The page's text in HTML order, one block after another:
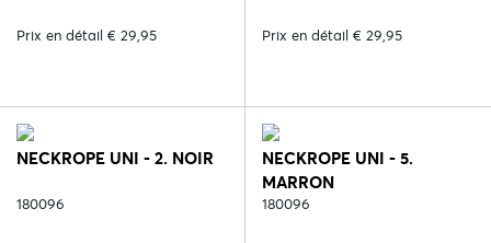
Prix en détail € 29,95 Prix en détail € 29,95
NECKROPE UNI - 2. NOIR
180096
NECKROPE UNI - 5.
MARRON
180096